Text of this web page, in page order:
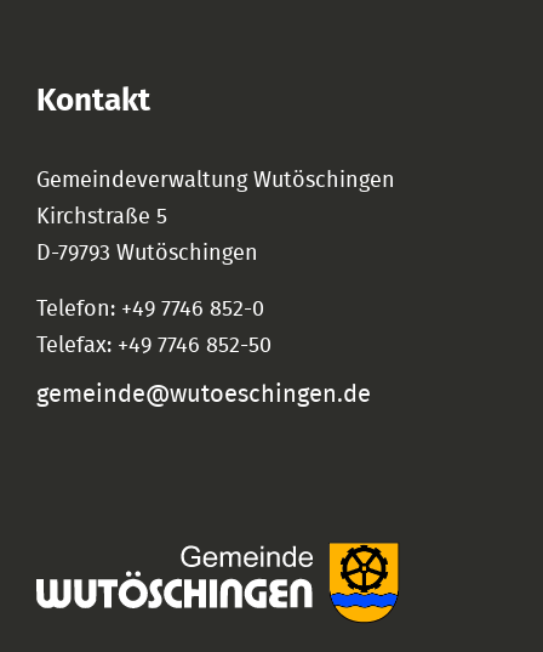
Kontakt
Gemeindeverwaltung Wutöschingen
Kirchstraße 5
D-79793 Wutöschingen
Telefon: +49 7746 852-0
Telefax: +49 7746 852-50
gemeinde@wutoeschingen.de